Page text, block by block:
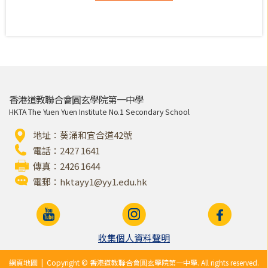
香港道教聯合會圓玄學院第一中學
HKTA The Yuen Yuen Institute No.1 Secondary School
地址：葵涌和宜合道42號
電話：2427 1641
傳真：2426 1644
電郵： hktayy1@yy1.edu.hk
收集個人資料聲明
網頁地圖 | Copyright © 香港道教聯合會圓玄學院第一中學. All rights reserved.